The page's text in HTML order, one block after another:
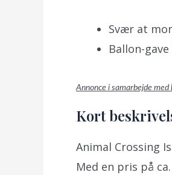
Svær at
Ballon-
Annonce i samarbejde med
Kort
Animal Crossing
Med en pris på